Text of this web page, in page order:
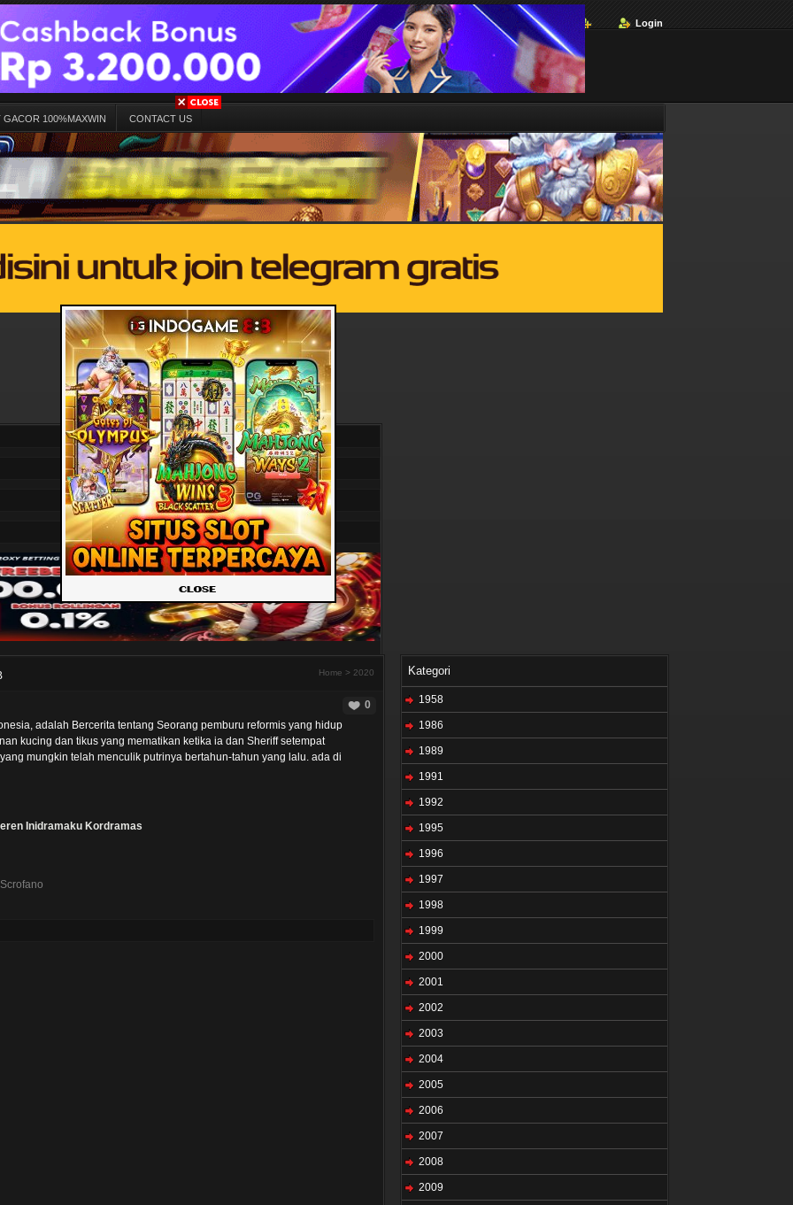
Login
GACOR 100%MAXWIN CONTACT US
Home > 2020
0
adalah Bercerita tentang Seorang pemburu reformis yang hidup
kucing dan tikus yang mematikan ketika ia dan Sheriff setempat
mungkin telah menculik putrinya bertahun-tahun yang lalu. ada di
Inidramaku Kordramas
Kategori
1958
1986
1989
1991
1992
1995
1996
1997
1998
1999
2000
2001
2002
2003
2004
2005
2006
2007
2008
2009